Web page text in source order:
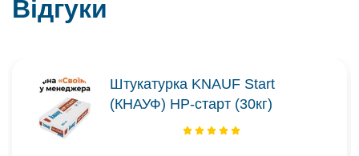
Відгуки
Штукатурка KNAUF Start
(КНАУФ) НР-старт (30кг)